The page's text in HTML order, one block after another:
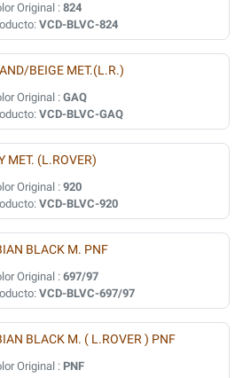
Original :824
VCD-BLVC-824
BEIGE MET.(L.R.)
Original :GAQ
VCD-BLVC-GAQ
MET. (L.ROVER)
Original :920
VCD-BLVC-920
BLACK M. PNF
Original :697/97
VCD-BLVC-697/97
BLACK M. ( L.ROVER ) PNF
Original : PNF